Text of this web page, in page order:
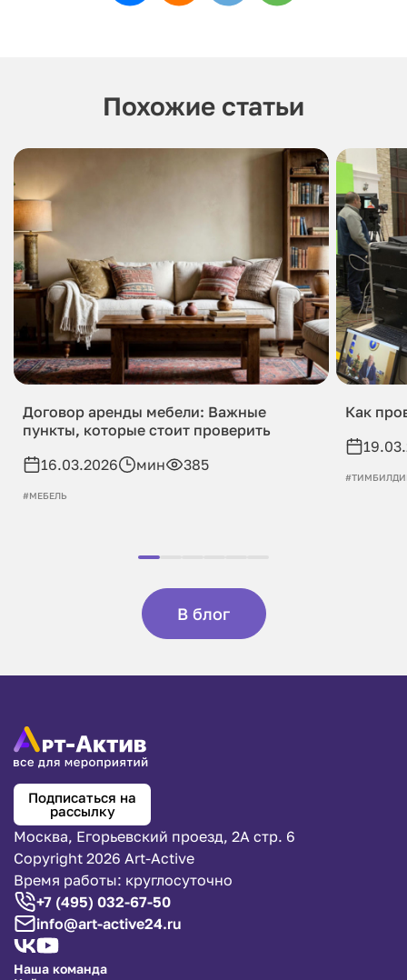
Похожие статьи
Договор аренды мебели: Важные
пункты, которые стоит проверить
16.03.2026
мин 385
#МЕБЕЛЬ
Как
В блог
Подписаться на
рассылку
Москва, Егорьевский проезд, 2А стр. 6
Copyright 2026 Art-Active
Время работы: круглосуточно
+7 (495) 032-67-50
info@art-active24.ru
Наша команда